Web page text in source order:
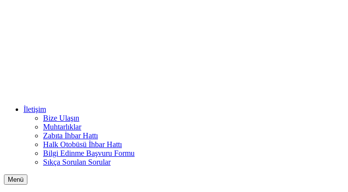
İletişim
Bize Ulaşın
Muhtarlıklar
Zabıta İhbar Hattı
Halk Otobüsü İhbar Hattı
Bilgi Edinme Başvuru Formu
Sıkça Sorulan Sorular
Menü